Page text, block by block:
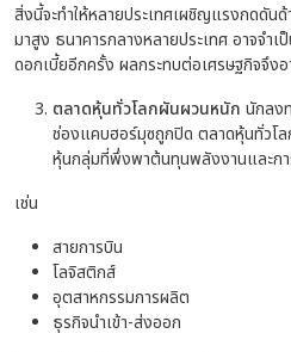
สิ่งนี้จะทำให้หลายประเทศเผชิญแรงกดดัน
มาสูง ธนาคารกลางหลายประเทศ อาจจำ
ดอกเบี้ยอีกครั้ง ผลกระทบต่อเศรษฐกิจจึง
ตลาดหุ้นทั่วโลกผันผวนหนัก นักลง
ช่องแคบฮอร์มุซถูกปิด ตลาดหุ้นทั่วโ
หุ้นกลุ่มที่พึ่งพาต้นทุนพลังงานและก
เช่น
สายการบิน
โลจิสติกส์
อุตสาหกรรมการผลิต
ธุรกิจนำเข้า-ส่งออก